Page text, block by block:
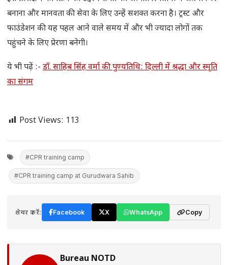
बनाना और मानवता की सेवा के लिए उन्हें सशक्त करना है। ट्रस्ट और
फाउंडेशन की यह पहल आने वाले समय में और भी ज्यादा लोगों तक
पहुंचने के लिए प्रेरणा बनेगी।
ये भी पढ़ें :- डॉ. साहिब सिंह वर्मा की पुण्यतिथि: दिल्ली में श्रद्धा और स्मृति
का संगम
Post Views: 113
#CPR training camp
#CPR training camp at Gurudwara Sahib
शेयर करें: Facebook X WhatsApp Copy
Bureau NOTD